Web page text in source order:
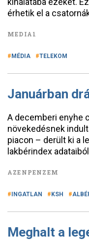
érhetik el a
MEDIA1
MÉDIA TELEKOM
Januárban
A decemberi enyhe
növekedésnek
piacon – derült ki a
lakbérindex
AZENPENZEM
INGATLAN KSH
Meghalt a